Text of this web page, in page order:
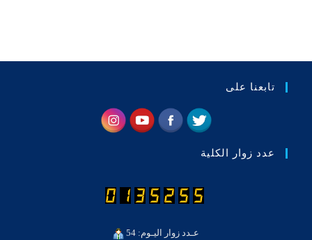
تابعنا على
عدد زوار الكلية
عـدد زوار اليـوم: 54